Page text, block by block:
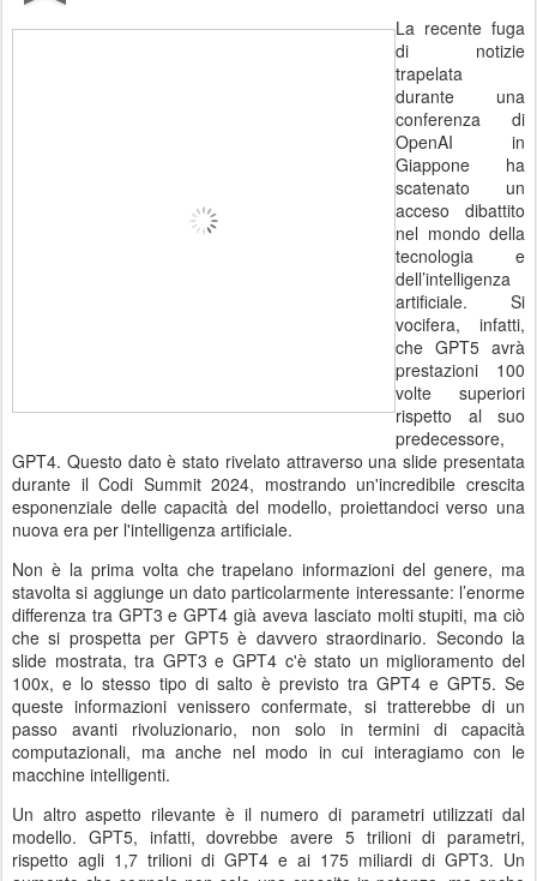
La recente fuga
di notizie
trapelata
durante una
conferenza di
OpenAI in
Giappone ha
scatenato un
acceso dibattito
nel mondo della
tecnologia e
dell’intelligenza
artificiale. Si
vocifera, infatti,
che GPT5 avrà
prestazioni 100
volte superiori
rispetto al suo
predecessore,
GPT4. Questo dato è stato rivelato attraverso una slide presentata
durante il Codi Summit 2024, mostrando un'incredibile crescita
esponenziale delle capacità del modello, proiettandoci verso una
nuova era per l'intelligenza artificiale.
Non è la prima volta che trapelano informazioni del genere, ma
stavolta si aggiunge un dato particolarmente interessante: l’enorme
differenza tra GPT3 e GPT4 già aveva lasciato molti stupiti, ma ciò
che si prospetta per GPT5 è davvero straordinario. Secondo la
slide mostrata, tra GPT3 e GPT4 c'è stato un miglioramento del
100x, e lo stesso tipo di salto è previsto tra GPT4 e GPT5. Se
queste informazioni venissero confermate, si tratterebbe di un
passo avanti rivoluzionario, non solo in termini di capacità
computazionali, ma anche nel modo in cui interagiamo con le
macchine intelligenti.
Un altro aspetto rilevante è il numero di parametri utilizzati dal
modello. GPT5, infatti, dovrebbe avere 5 trilioni di parametri,
rispetto agli 1,7 trilioni di GPT4 e ai 175 miliardi di GPT3. Un